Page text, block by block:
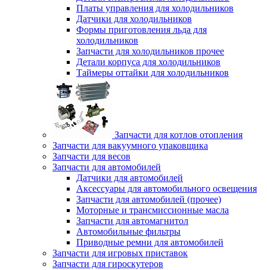
Платы управления для холодильников
Датчики для холодильников
Формы приготовления льда для
холодильников
Запчасти для холодильников прочее
Детали корпуса для холодильников
Таймеры оттайки для холодильников
Запчасти для котлов отопления
Запчасти для вакуумного упаковщика
Запчасти для весов
Запчасти для автомобилей
Датчики для автомобилей
Аксессуары для автомобильного освещения
Запчасти для автомобилей (прочее)
Моторные и трансмиссионные масла
Запчасти для автомагнитол
Автомобильные фильтры
Приводные ремни для автомобилей
Запчасти для игровых приставок
Запчасти для гироскутеров